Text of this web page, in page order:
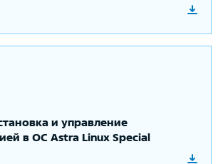
и управление
в ОС Astra Linux Special